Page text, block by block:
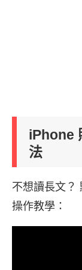
iPhone
法
不想讀長文？
操作教學：